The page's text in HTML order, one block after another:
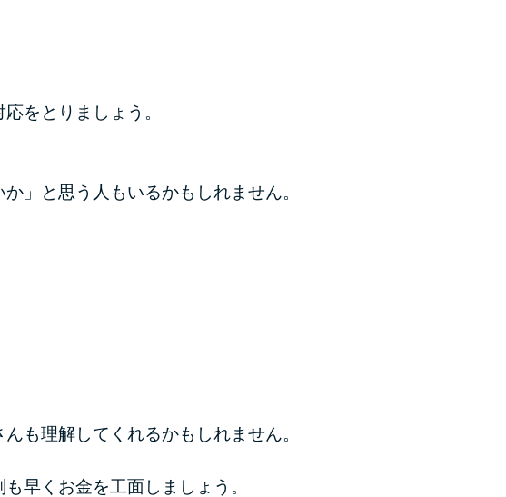
をとりましょう。
」と思う人もいるかもしれません。
も理解してくれるかもしれません。
早くお金を工面しましょう。